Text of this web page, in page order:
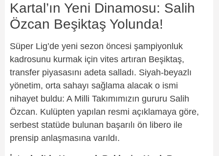
Kartal’ın Yeni Dinamosu: Salih
Özcan Beşiktaş Yolunda!
Süper Lig’de yeni sezon öncesi şampiyonluk
kadrosunu kurmak için vites artıran Beşiktaş,
transfer piyasasını adeta salladı. Siyah-beyazlı
yönetim, orta sahayı sağlama alacak o ismi
nihayet buldu: A Milli Takımımızın gururu Salih
Özcan. Kulüpten yapılan resmi açıklamaya göre,
serbest statüde bulunan başarılı ön libero ile
prensip anlaşmasına varıldı.